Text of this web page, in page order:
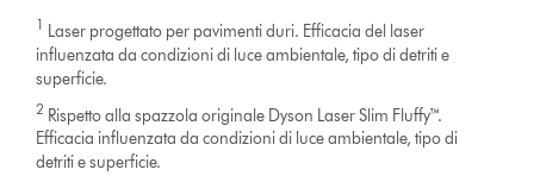
1 Laser progettato per pavimenti duri. Efficacia del laser
influenzata da condizioni di luce ambientale, tipo di detriti e
superficie.
2 Rispetto alla spazzola originale Dyson Laser Slim Fluffy™.
Efficacia influenzata da condizioni di luce ambientale, tipo di
detriti e superficie.